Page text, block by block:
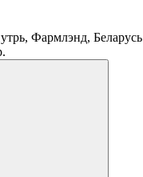
Фармлэнд, Беларусь